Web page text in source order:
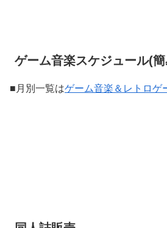
ゲーム音楽スケジュール(
■月別一覧はゲーム音楽＆レトロゲ